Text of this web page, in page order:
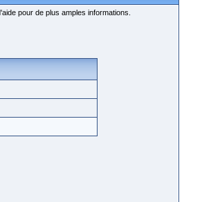
pour de plus amples informations.